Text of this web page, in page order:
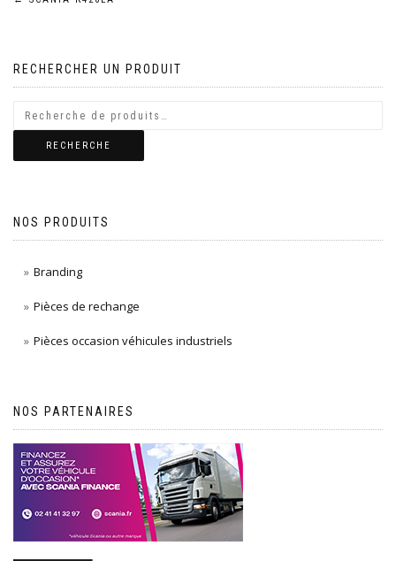
Navigation
l’article
RECHERCHER UN PRODUIT
RECHERCHE
NOS PRODUITS
Branding
Pièces de rechange
Pièces occasion véhicules industriels
NOS PARTENAIRES